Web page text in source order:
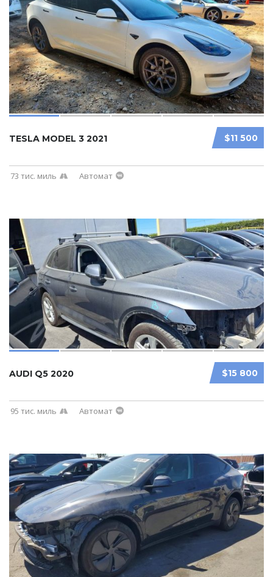
$11 500
TESLA MODEL 3 2021
73 тис. миль Автомат
$15 800
AUDI Q5 2020
95 тис. миль Автомат